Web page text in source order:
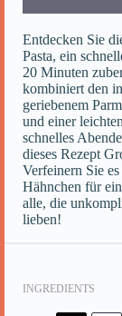
Entdecken Sie
Pasta, ein
20 Minuten
kombiniert den
geriebenem
und einer
schnelles
dieses Rezept
Verfeinern Sie
Hähnchen für
alle, die
lieben!
INGREDIENTS